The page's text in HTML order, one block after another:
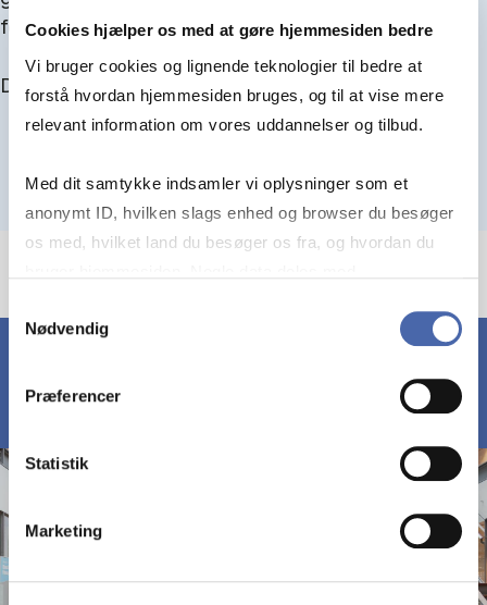
Cookies hjælper os med at gøre hjemmesiden bedre
Vi bruger cookies og lignende teknologier til bedre at
forstå hvordan hjemmesiden bruges, og til at vise mere
relevant information om vores uddannelser og tilbud.
Med dit samtykke indsamler vi oplysninger som et
anonymt ID, hvilken slags enhed og browser du besøger
os med, hvilket land du besøger os fra, og hvordan du
markedsføring. Du bestemmer selv - og kan altid trække
Nødvendig
Præferencer
Statistik
Marketing
for at blive optaget.
Du kan finde alle events her i slutningen af august.